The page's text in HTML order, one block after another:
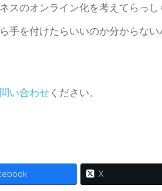
スのオンライン化を考えてらっし
手を付けたらいいのか分からな
い合わせください。
X